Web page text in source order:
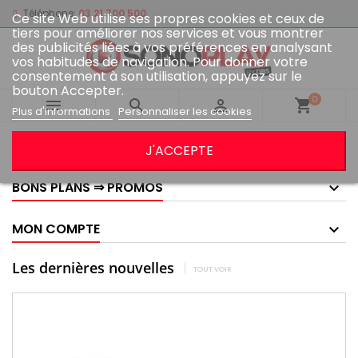
Téléphone: 03 21 700 500
Ce site Web utilise ses propres cookies et ceux de
tiers pour améliorer nos services et vous montrer
des publicités liées à vos préférences en analysant
vos habitudes de navigation. Pour donner votre
consentement à son utilisation, appuyez sur le
bouton Accepter.
Plus d'informations Personnaliser les cookies
J'ACCEPTE
   shopping_cart0
BONS PLANS ⇒ PROMOS
MON COMPTE
Les dernières nouvelles TOUT VOIR